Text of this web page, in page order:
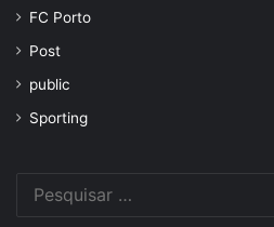
FC Porto
Post
public
Sporting